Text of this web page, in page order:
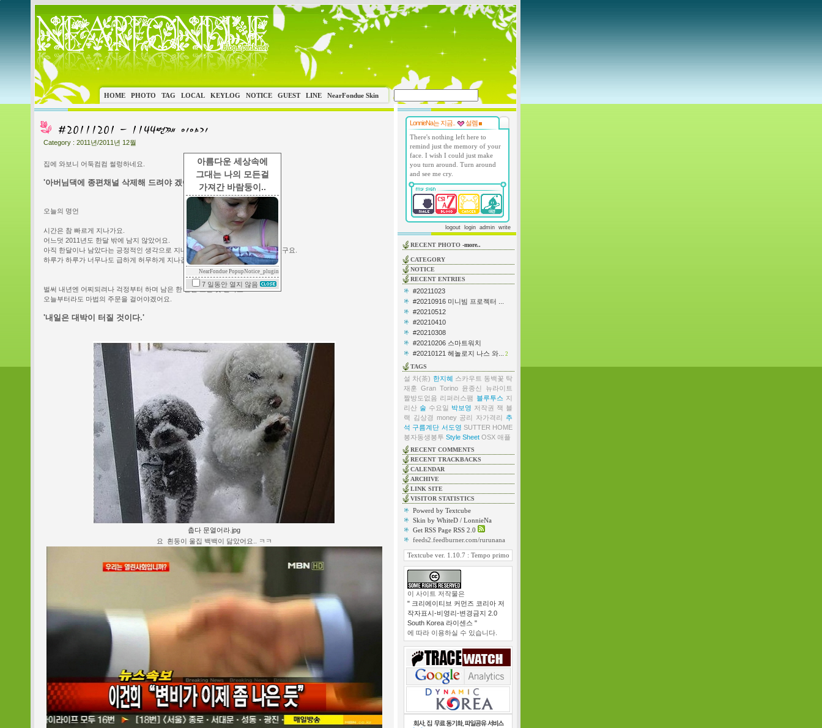
아름다운 세상속에
그대는 나의 모든걸
가져간 바람둥이..
NearFondue PopupNotice_plugin
7 일동안 열지 않음
HOME PHOTO TAG LOCAL KEYLOG NOTICE GUEST LINE NearFondue Skin
Category : 2011년/2011년 12월
집에 와보니 어둑컴컴 썰렁하네요.
'아버님댁에 종편채널 삭제해 드려야 겠어요.'
오늘의 명언
시간은 참 빠르게 지나가요.
어느덧 2011년도 한달 밖에 남지 않았어요.
아직 한달이나 남았다는 긍정적인 생각으로 지내기엔 나이도 훌쩍 훌쩍 먹어버렸구요.
하루가 하루가 너무나도 급하게 허무하게 지나갑니다.
벌써 내년엔 어찌되려나 걱정부터 하며 남은 한 달을 보낼 것 같아요.
오늘부터라도 마법의 주문을 걸어야겠어요.
'내일은 대박이 터질 것이다.'
춥다 문열어라.jpg
요 흰둥이 울집 백백이 닮았어요.. ㅋㅋ
LonnieNa는 지금..
설렘
There's nothing left here to
remind just the memory of your
face. I wish I could just make
you turn around. Turn around
and see me cry.
logout login admin write
RECENT PHOTO -more..
CATEGORY
NOTICE
RECENT ENTRIES
#20211023
#20210916 미니빔 프로젝터 ...
#20210512
#20210410
#20210308
#20210206 스마트워치
#20210121 헤놀로지 나스 와...
2
TAGS
설 차(茶) 한지혜 스카우트 동백꽃 탁
재훈 Gran Torino 윤종신
뉴라이트
짤방도없음 리퍼러스팸 블루투스 지
리산 술 수요일 박보영 저작권 잭 블
랙 김상경 money 공리 자가격리 추
석 구름계단 서도영 SUTTER HOME
봉자동생봉투 Style Sheet OSX 애플
RECENT COMMENTS
RECENT TRACKBACKS
CALENDAR
ARCHIVE
LINK SITE
VISITOR STATISTICS
Powerd by Textcube
Skin by WhiteD / LonnieNa
Get RSS Page RSS 2.0
feeds2.feedburner.com/rurunana
Textcube ver. 1.10.7 : Tempo primo
이 사이트 저작물은
" 크리에이티브 커먼즈 코리아 저
작자표시-비영리-변경금지 2.0
South Korea 라이센스 "
에 따라 이용하실 수 있습니다.